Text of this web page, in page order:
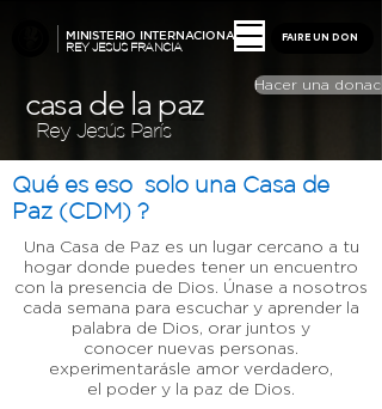
MINISTERIO INTERNACIONAL
REY JESUS FRANCIA
FAIRE UN DON
Hacer una
casa de la paz
Qué es eso solo una Casa de
Paz (CDM) ?
Una Casa de Paz es un lugar cercano a tu
hogar donde puedes tener un encuentro
con la presencia de Dios. Únase a nosotros
cada semana para escuchar y aprender la
palabra de Dios, orar juntos y
conocer nuevas personas.
experimentarásle amor verdadero,
el poder y la paz de Dios.
Rey Jesús París